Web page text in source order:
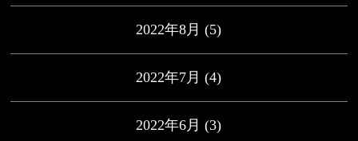
2022年8月 (5)
2022年7月 (4)
2022年6月 (3)